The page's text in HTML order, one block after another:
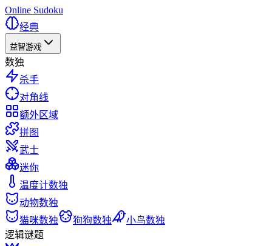
Online Sudoku
经典
益智游戏
数独
杀手
对角线
额外区域
拼图
武士
迷你
温度计数独
动物数独
猫咪数独
狗狗数独
小鸟数独
逻辑谜题